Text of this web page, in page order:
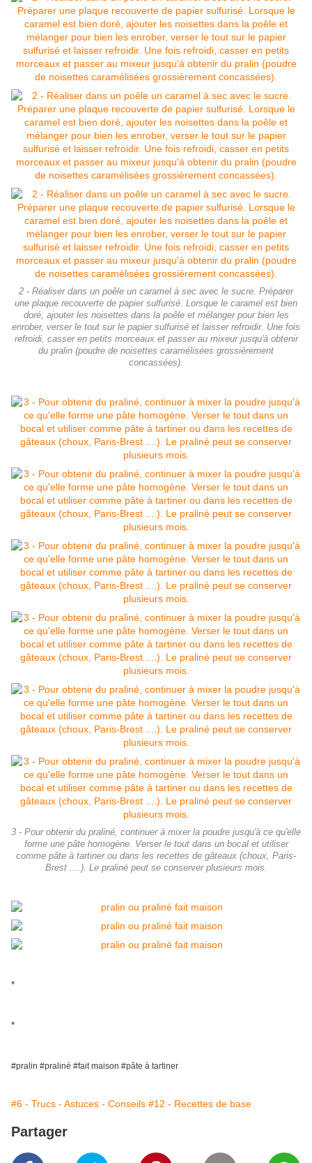
2 - Réaliser dans un poêle un caramel à sec avec le sucre. Préparer
une plaque recouverte de papier sulfurisé. Lorsque le caramel est bien
doré, ajouter les noisettes dans la poêle et mélanger pour bien les
enrober, verser le tout sur le papier sulfurisé et laisser refroidir. Une fois
refroidi, casser en petits morceaux et passer au mixeur jusqu'à obtenir
du pralin (poudre de noisettes caramélisées grossièrement
concassées).
3 - Pour obtenir du praliné, continuer à mixer la poudre jusqu'à ce qu'elle
forme une pâte homogène. Verser le tout dans un bocal et utiliser
comme pâte à tartiner ou dans les recettes de gâteaux (choux, Paris-
Brest ....). Le praliné peut se conserver plusieurs mois.
*
*
#pralin #praliné #fait maison #pâte à tartiner
#6 - Trucs - Astuces - Conseils #12 - Recettes de base
Partager